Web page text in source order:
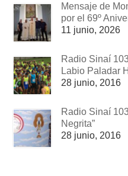
Mensaje de
por el 69º
11 junio, 2026
Radio Sinaí
Labio Paladar
28 junio, 2016
Radio Sinaí
Negrita”
28 junio, 2016